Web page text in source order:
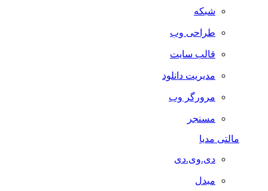
شبکه
طراحی وب
قالب سایت
مدیریت دانلود
مرورگر وب
مسنجر
مالتی مدیا
دی.وی.دی
مبدل